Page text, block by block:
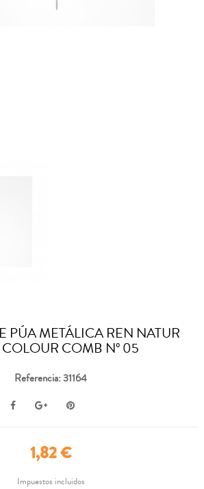
PÚA METÁLICA REN NATUR
COMB Nº 05
Referencia: 31164
1,82 €
Impuestos incluidos